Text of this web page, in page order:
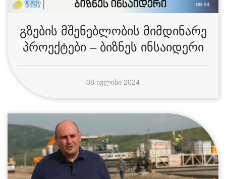
გზების მშენებლობის მიმდინარე
პროექტები – ბიზნეს ინსაიდერი
08 ᲘᲕᲚᲘᲡᲘ 2024